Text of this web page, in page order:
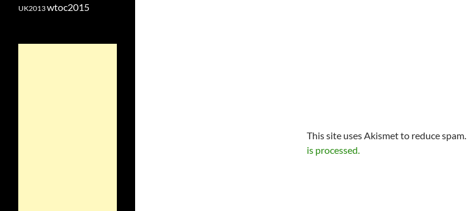
This site uses Akismet to reduce spam.
is processed.
UK2013wtoc2015